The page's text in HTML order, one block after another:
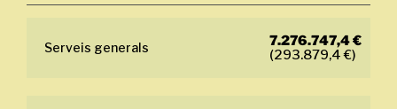
Serveis generals
7.276.747,4 €
(293.879,4 €)